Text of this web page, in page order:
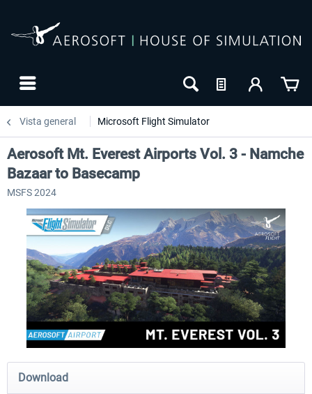
Vista general Microsoft Flight Simulator
24h FREE
Aerosoft Mt. Everest Airports Vol. 3 - Namche
Bazaar to Basecamp
MSFS 2024
Download